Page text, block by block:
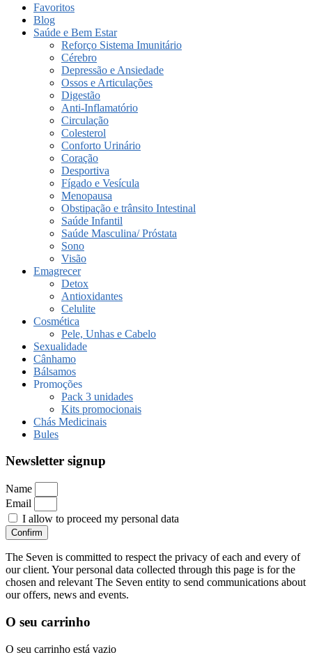
Favoritos
Blog
Saúde e Bem Estar
Reforço Sistema Imunitário
Cérebro
Depressão e Ansiedade
Ossos e Articulações
Digestão
Anti-Inflamatório
Circulação
Colesterol
Conforto Urinário
Coração
Desportiva
Fígado e Vesícula
Menopausa
Obstipação e trânsito Intestinal
Saúde Infantil
Saúde Masculina/ Próstata
Sono
Visão
Emagrecer
Detox
Antioxidantes
Celulite
Cosmética
Pele, Unhas e Cabelo
Sexualidade
Cânhamo
Bálsamos
Promoções
Pack 3 unidades
Kits promocionais
Chás Medicinais
Bules
Newsletter signup
Name
Email
I allow to proceed my personal data
Confirm
The Seven is committed to respect the privacy of each and every of
our client. Your personal data collected through this page is for the
chosen and relevant The Seven entity to send communications about
our offers, news and events.
O seu carrinho
O seu carrinho está vazio